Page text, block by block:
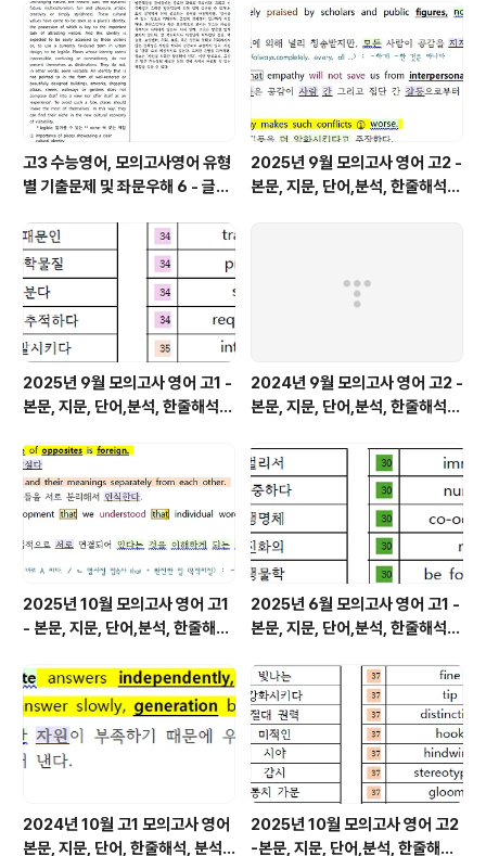
제문이 있는 경우. 1. 주제문을 찾아라 1) 주제문의 위치 가,
두괄식 ( G → S ) 나, 미괄식 ( S → G) 다, 양괄식 ( ..
고3 수능영어, 모의고사영어 유형
별 기출문제 및 좌문우해 6 - 글의
2025년 9월 모의고사 영어 고2 -
본문, 지문, 단어,분석, 한줄해석,
2025년 9월 모의고사 영어 고1 -
본문, 지문, 단어,분석, 한줄해석,
2024년 9월 모의고사 영어 고2 -
본문, 지문, 단어,분석, 한줄해석,
2025년 10월 모의고사 영어 고1
- 본문, 지문, 단어,분석, 한줄해석,
2025년 6월 모의고사 영어 고1 -
본문, 지문, 단어,분석, 한줄해석,
2024년 10월 고1 모의고사 영어
본문, 지문, 단어, 한줄해석, 분석
2025년 10월 모의고사 영어 고2
-본문, 지문, 단어,분석, 한줄해석,